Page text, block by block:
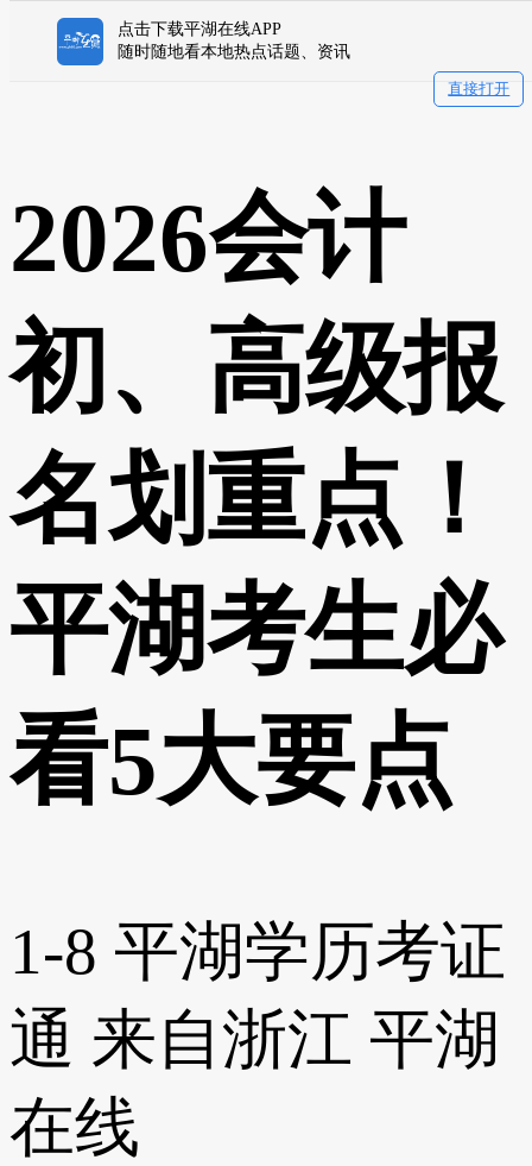
点击下载平湖在线APP
随时随地看本地热点话题、资讯
直接打开
2026会计
初、高级报
名划重点！
平湖考生必
看5大要点
1-8 平湖学历考证
通 来自浙江 平湖
在线